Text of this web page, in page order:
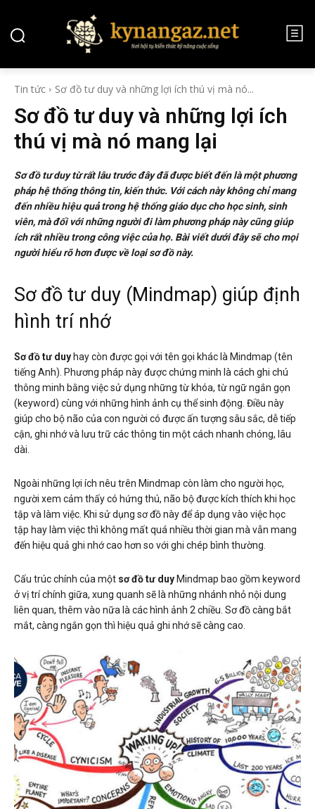
Tin tức Sơ đồ tư duy và những lợi ích thú vị mà nó...
Sơ đồ tư duy và những lợi ích
thú vị mà nó mang lại
Sơ đồ tư duy từ rất lâu trước đây đã được biết đến là một phương
pháp hệ thống thông tin, kiến thức. Với cách này không chỉ mang
đến nhiều hiệu quả trong hệ thống giáo dục cho học sinh, sinh
viên, mà đối với những người đi làm phương pháp này cũng giúp
ích rất nhiều trong công việc của họ. Bài viết dưới đây sẽ cho mọi
người hiểu rõ hơn được về loại sơ đồ này.
Sơ đồ tư duy (Mindmap) giúp định
hình trí nhớ
Sơ đồ tư duy hay còn được gọi với tên gọi khác là Mindmap (tên
tiếng Anh). Phương pháp này được chứng minh là cách ghi chú
thông minh bằng việc sử dụng những từ khóa, từ ngữ ngắn gọn
(keyword) cùng với những hình ảnh cụ thể sinh động. Điều này
giúp cho bộ não của con người có được ấn tượng sâu sắc, dễ tiếp
cận, ghi nhớ và lưu trữ các thông tin một cách nhanh chóng, lâu
dài.
Ngoài những lợi ích nêu trên Mindmap còn làm cho người học,
người xem cảm thấy có hứng thú, não bộ được kích thích khi học
tập và làm việc. Khi sử dụng sơ đồ này để áp dụng vào việc học
tập hay làm việc thì không mất quá nhiều thời gian mà vẫn mang
đến hiệu quả ghi nhớ cao hơn so với ghi chép bình thường.
Cấu trúc chính của một sơ đồ tư duy Mindmap bao gồm keyword
ở vị trí chính giữa, xung quanh sẽ là những nhánh nhỏ nội dung
liên quan, thêm vào nữa là các hình ảnh 2 chiều. Sơ đồ càng bắt
mắt, càng ngắn gọn thì hiệu quả ghi nhớ sẽ càng cao.